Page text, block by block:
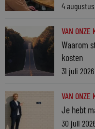
4
VAN ONZE
Waarom
kosten
31 juli 2026
VAN ONZE
Je hebt
30 juli